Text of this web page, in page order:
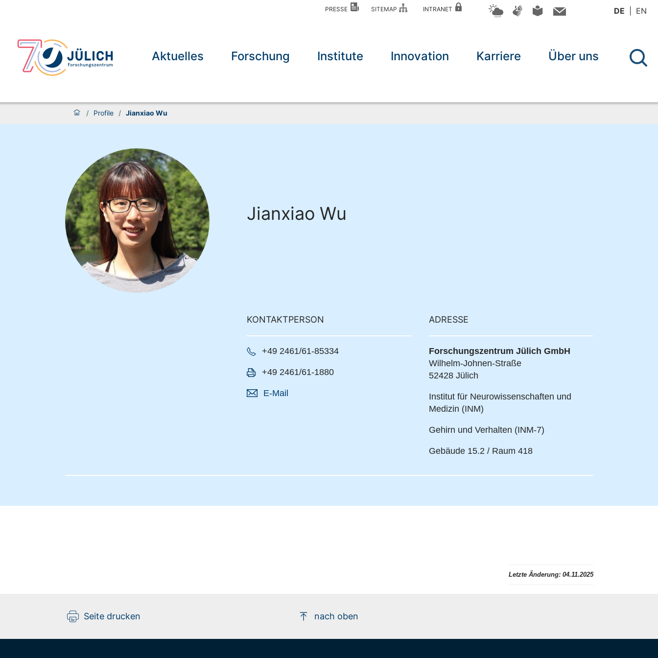
PRESSE SITEMAP INTRANET DE EN
Aktuelles Forschung Institute Innovation Karriere Über uns
/ Profile / Jianxiao Wu
Jianxiao Wu
KONTAKTPERSON
+49 2461/61-85334
+49 2461/61-1880
E-Mail
ADRESSE
Forschungszentrum Jülich GmbH
Wilhelm-Johnen-Straße
52428 Jülich
Institut für Neurowissenschaften und
Medizin (INM)
Gehirn und Verhalten (INM-7)
Gebäude 15.2 / Raum 418
Letzte Änderung: 04.11.2025
Seite drucken nach oben